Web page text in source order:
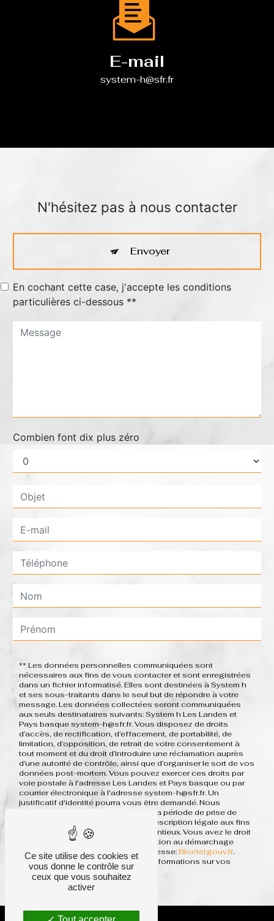
E-mail
system-h@sfr.fr
N'hésitez pas à nous contacter
Combien font dix plus zéro
En cochant cette case, j'accepte les conditions
particulières ci-dessous **
Envoyer
** Les données personnelles communiquées sont
nécessaires aux fins de vous contacter et sont enregistrées
dans un fichier informatisé. Elles sont destinées à System h
et ses sous-traitants dans le seul but de répondre à votre
message. Les données collectées seront communiquées
aux seuls destinataires suivants: System h Les Landes et
Pays basque system-h@sfr.fr. Vous disposez de droits
d’accès, de rectification, d’effacement, de portabilité, de
limitation, d’opposition, de retrait de votre consentement à
tout moment et du droit d’introduire une réclamation auprès
d’une autorité de contrôle, ainsi que d’organiser le sort de vos
données post-mortem. Vous pouvez exercer ces droits par
voie postale à l'adresse Les Landes et Pays basque ou par
courrier électronique à l'adresse system-h@sfr.fr. Un
justificatif d'identité pourra vous être demandé. Nous
conservons vos données pendant la période de prise de
contact puis pendant la durée de prescription légale aux fins
probatoires et de gestion des contentieux. Vous avez le droit
de vous inscrire sur la liste d'opposition au démarchage
téléphonique, disponible à cette adresse:Bloctel.gouv.fr.
Consultez le site cnil.fr pour plus d’informations sur vos
droits.
Ce site utilise des cookies et
vous donne le contrôle sur
ceux que vous souhaitez
activer